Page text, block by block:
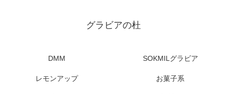
グラビアの杜
DMM SOKMILグラビア
レモンアップ お菓子系